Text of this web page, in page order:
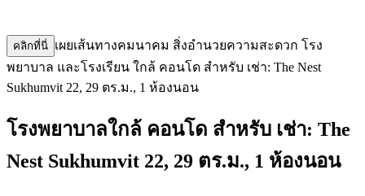
คลิกที่นี่ เผยเส้นทางคมนาคม สิ่งอำนวยความสะดวก โรง
พยาบาล และโรงเรียน ใกล้ คอนโด สำหรับ เช่า: The Nest
Sukhumvit 22, 29 ตร.ม., 1 ห้องนอน
โรงพยาบาลใกล้ คอนโด สำหรับ เช่า: The
Nest Sukhumvit 22, 29 ตร.ม., 1 ห้องนอน